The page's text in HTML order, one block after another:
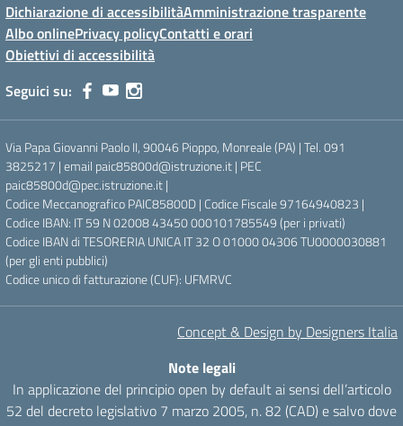
Dichiarazione di accessibilitàAmministrazione trasparente
Albo onlinePrivacy policyContatti e orari
Obiettivi di accessibilità
Seguici su:
Via Papa Giovanni Paolo II, 90046 Pioppo, Monreale (PA) | Tel. 091
3825217 | email paic85800d@istruzione.it | PEC
paic85800d@pec.istruzione.it |
Codice Meccanografico PAIC85800D | Codice Fiscale 97164940823 |
Codice IBAN: IT 59 N 02008 43450 000101785549 (per i privati)
Codice IBAN di TESORERIA UNICA IT 32 O 01000 04306 TU0000030881
(per gli enti pubblici)
Codice unico di fatturazione (CUF): UFMRVC
Concept & Design by Designers Italia
Note legali
In applicazione del principio open by default ai sensi dell’articolo
52 del decreto legislativo 7 marzo 2005, n. 82 (CAD) e salvo dove